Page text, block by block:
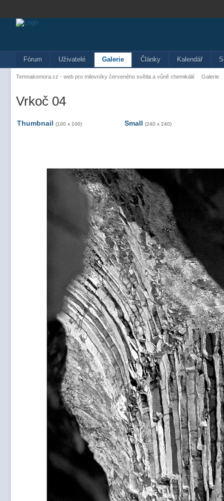
Fórum Uživatelé Galerie Články Kalendář
Temnakomora.cz - web pro milovníky červeného světla a vůně chemikálií Galerie
Vrkoč 04
Thumbnail (100 x 100) Small (240 x 240)